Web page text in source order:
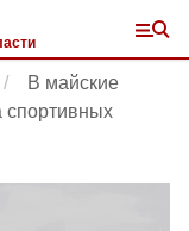
В майские
спортивных